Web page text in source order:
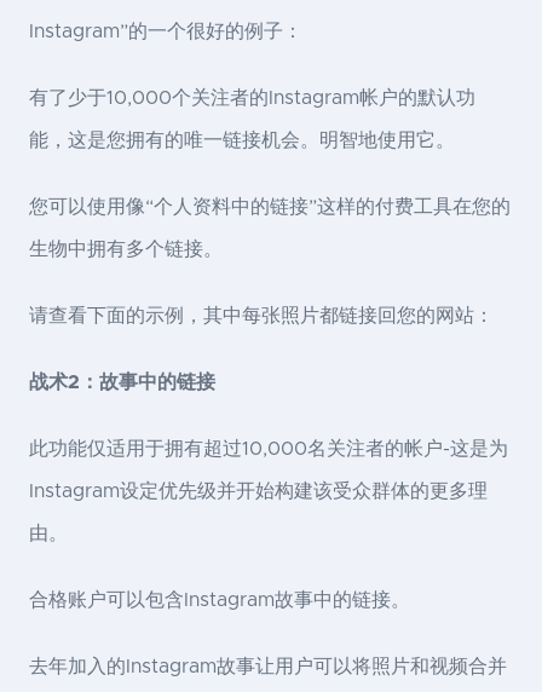
Instagram”的一个很好的例子：
有了少于10,000个关注者的Instagram帐户的默认功
能，这是您拥有的唯一链接机会。明智地使用它。
您可以使用像“个人资料中的链接”这样的付费工具在您的
生物中拥有多个链接。
请查看下面的示例，其中每张照片都链接回您的网站：
战术2：故事中的链接
此功能仅适用于拥有超过10,000名关注者的帐户-这是为
Instagram设定优先级并开始构建该受众群体的更多理
由。
合格账户可以包含Instagram故事中的链接。
去年加入的Instagram故事让用户可以将照片和视频合并